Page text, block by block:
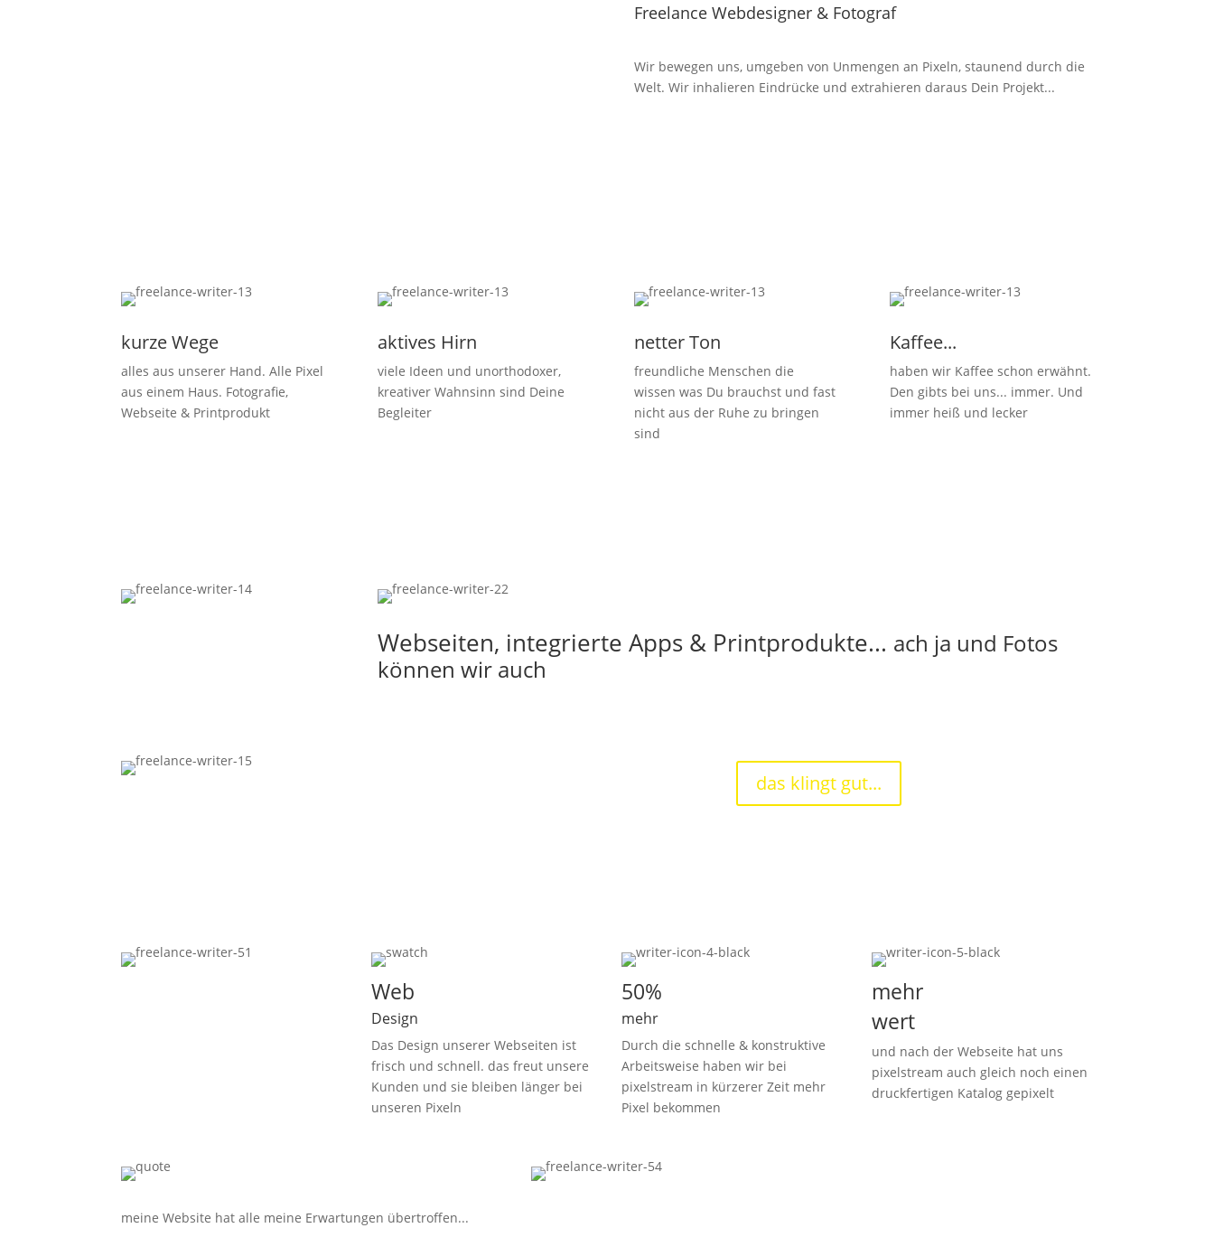
Freelance Webdesigner & Fotograf
Wir bewegen uns, umgeben von Unmengen an Pixeln, staunend durch die
Welt. Wir inhalieren Eindrücke und extrahieren daraus Dein Projekt...
kurze Wege
alles aus unserer Hand. Alle Pixel
aus einem Haus. Fotografie,
Webseite & Printprodukt
aktives Hirn
viele Ideen und unorthodoxer,
kreativer Wahnsinn sind Deine
Begleiter
netter Ton
freundliche Menschen die
wissen was Du brauchst und fast
nicht aus der Ruhe zu bringen
sind
Kaffee...
haben wir Kaffee schon erwähnt.
Den gibts bei uns... immer. Und
immer heiß und lecker
Webseiten, integrierte Apps & Printprodukte... ach ja und Fotos
können wir auch
das klingt gut...
Web
Design
Das Design unserer Webseiten ist
frisch und schnell. das freut unsere
Kunden und sie bleiben länger bei
unseren Pixeln
50%
mehr
Durch die schnelle & konstruktive
Arbeitsweise haben wir bei
pixelstream in kürzerer Zeit mehr
Pixel bekommen
mehr
wert
und nach der Webseite hat uns
pixelstream auch gleich noch einen
druckfertigen Katalog gepixelt
meine Website hat alle meine Erwartungen übertroffen...